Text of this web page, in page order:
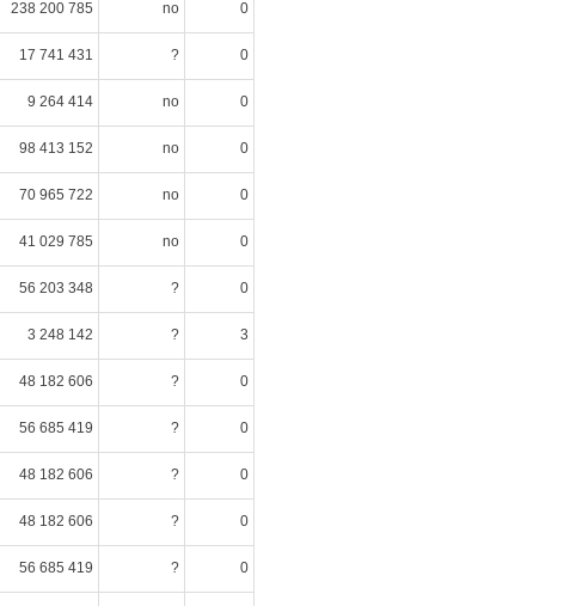
238 200 785 no 0
17 741 431 ? 0
9 264 414 no 0
98 413 152 no 0
70 965 722 no 0
41 029 785 no 0
56 203 348 ? 0
3 248 142 ? 3
48 182 606 ? 0
56 685 419 ? 0
48 182 606 ? 0
48 182 606 ? 0
56 685 419 ? 0